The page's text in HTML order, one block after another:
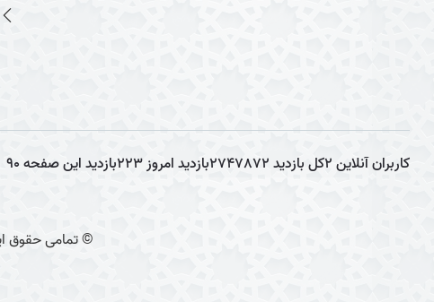
کاربران آنلاین2کل بازدید2747872بازدید امروز223بازدید این صفحه90
© تمامی حقوق